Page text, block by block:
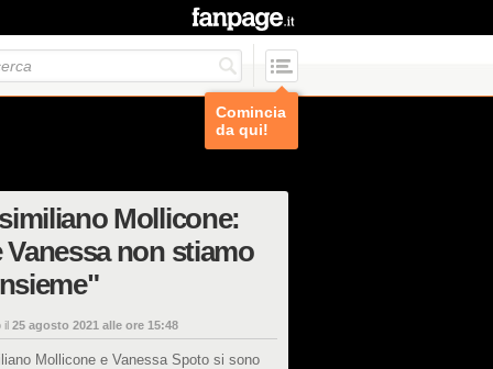
Comincia
da qui!
Mollicone:
Vanessa non stiamo
il 25 agosto 2021 alle ore 15:48
Mollicone e Vanessa Spoto si sono